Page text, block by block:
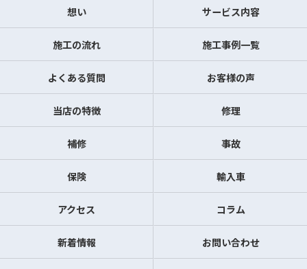
想い サービス内容
施工の流れ 施工事例一覧
よくある質問 お客様の声
当店の特徴 修理
補修 事故
保険 輸入車
アクセス コラム
新着情報 お問い合わせ